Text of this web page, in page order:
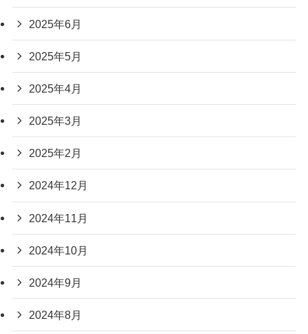
2025年6月
2025年5月
2025年4月
2025年3月
2025年2月
2024年12月
2024年11月
2024年10月
2024年9月
2024年8月